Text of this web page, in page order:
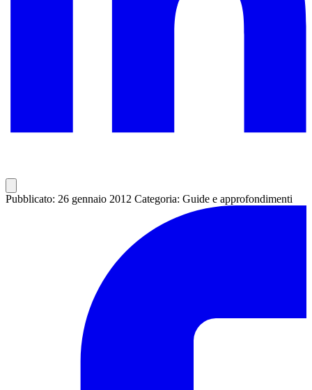
Pubblicato: 26 gennaio 2012 Categoria: Guide e approfondimenti